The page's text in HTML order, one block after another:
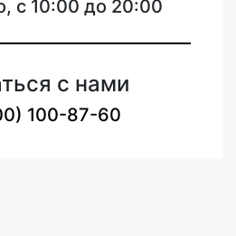
с 10:00 до 20:00
с нами
100-87-60